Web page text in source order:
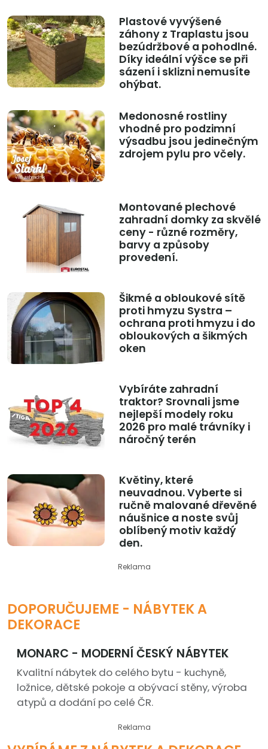
Plastové vyvýšené
záhony z Traplastu jsou
bezúdržbové a pohodlné.
Díky ideální výšce se při
sázení i sklizni nemusíte
ohýbat.
Medonosné rostliny
vhodné pro podzimní
výsadbu jsou jedinečným
zdrojem pylu pro včely.
Montované plechové
zahradní domky za skvělé
ceny - různé rozměry,
barvy a způsoby
provedení.
Šikmé a obloukové sítě
proti hmyzu Systra –
ochrana proti hmyzu i do
obloukových a šikmých
oken
Vybíráte zahradní
traktor? Srovnali jsme
nejlepší modely roku
2026 pro malé trávníky i
náročný terén
Květiny, které
neuvadnou. Vyberte si
ručně malované dřevěné
náušnice a noste svůj
oblíbený motiv každý
den.
Reklama
DOPORUČUJEME - NÁBYTEK A
DEKORACE
MONARC - MODERNÍ ČESKÝ NÁBYTEK
Kvalitní nábytek do celého bytu - kuchyně,
ložnice, dětské pokoje a obývací stěny, výroba
atypů a dodání po celé ČR.
Reklama